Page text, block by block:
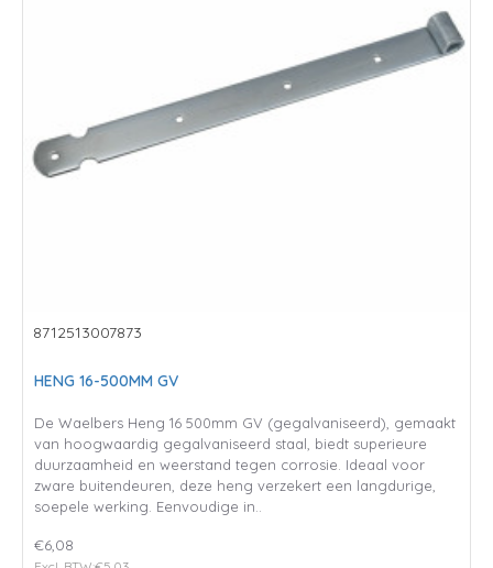
8712513007873
HENG 16-500MM GV
De Waelbers Heng 16 500mm GV (gegalvaniseerd), gemaakt
van hoogwaardig gegalvaniseerd staal, biedt superieure
duurzaamheid en weerstand tegen corrosie. Ideaal voor
zware buitendeuren, deze heng verzekert een langdurige,
soepele werking. Eenvoudige in..
€6,08